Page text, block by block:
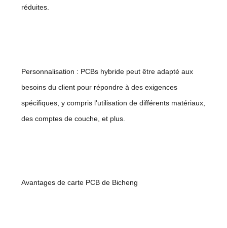
réduites.
Personnalisation : PCBs hybride peut être adapté aux
besoins du client pour répondre à des exigences
spécifiques, y compris l'utilisation de différents matériaux,
des comptes de couche, et plus.
Avantages de carte PCB de Bicheng